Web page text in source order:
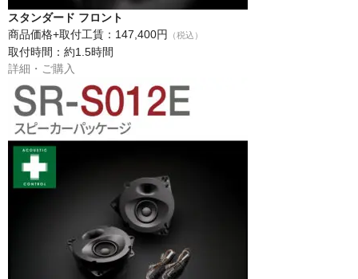
スタンダード フロント
商品価格+取付工賃：147,400円
（税込）
取付時間：約1.5時間
詳細・ご購入